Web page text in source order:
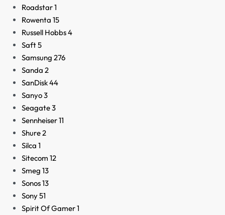
Roadstar1
Rowenta 15
Russell Hobbs4
Saft5
Samsung 276
Sanda 2
SanDisk44
Sanyo3
Seagate3
Sennheiser11
Shure2
Silca 1
Sitecom 12
Smeg 13
Sonos13
Sony51
Spirit Of Gamer1